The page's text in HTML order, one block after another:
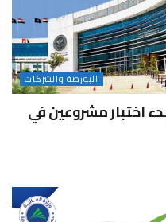
البورصة والشركات
اختبار مشروعين في